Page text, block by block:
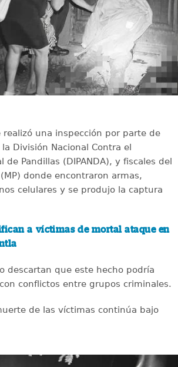
realizó una inspección por parte de
División Nacional Contra el
de Pandillas (DIPANDA), y fiscales del
donde encontraron armas,
celulares y se produjo la captura
a víctimas de mortal ataque en
descartan que este hecho podría
conflictos entre grupos criminales.
de las víctimas continúa bajo